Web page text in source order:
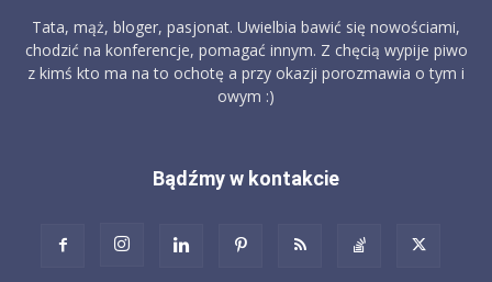
Tata, mąż, bloger, pasjonat. Uwielbia bawić się nowościami,
chodzić na konferencje, pomagać innym. Z chęcią wypije piwo
z kimś kto ma na to ochotę a przy okazji porozmawia o tym i
owym :)
Bądźmy w kontakcie